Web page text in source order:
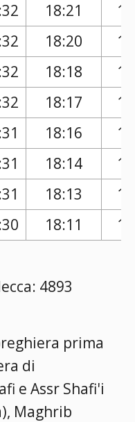
18:21
18:20
18:18
18:17
18:16
18:14
18:13
18:11
4893
prima
di
e Assr Shafi'i
Maghrib